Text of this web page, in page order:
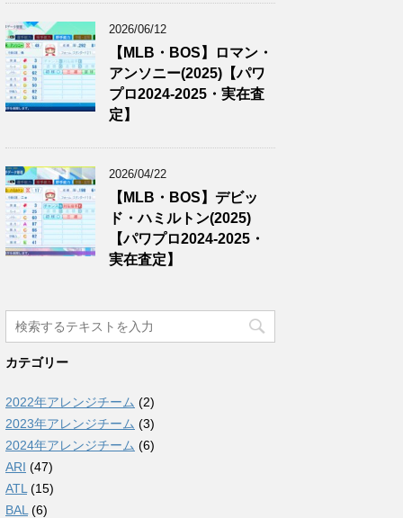
2026/06/12
【MLB・BOS】ロマン・
アンソニー(2025)【パワ
プロ2024-2025・実在査
定】
2026/04/22
【MLB・BOS】デビッ
ド・ハミルトン(2025)
【パワプロ2024-2025・
実在査定】
カテゴリー
2022年アレンジチーム (2)
2023年アレンジチーム (3)
2024年アレンジチーム (6)
ARI (47)
ATL (15)
BAL (6)